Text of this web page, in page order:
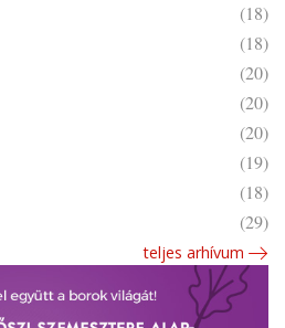
(18)
(18)
(20)
(20)
(20)
(19)
(18)
(29)
teljes arhívum